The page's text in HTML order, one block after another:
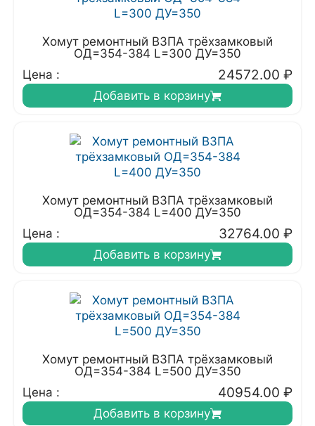
Хомут ремонтный ВЗПА трёхзамковый
ОД=354-384 L=300 ДУ=350
Цена :
24572.00 ₽
Добавить в корзину
Хомут ремонтный ВЗПА трёхзамковый
ОД=354-384 L=400 ДУ=350
Цена :
32764.00 ₽
Добавить в корзину
Хомут ремонтный ВЗПА трёхзамковый
ОД=354-384 L=500 ДУ=350
Цена :
40954.00 ₽
Добавить в корзину